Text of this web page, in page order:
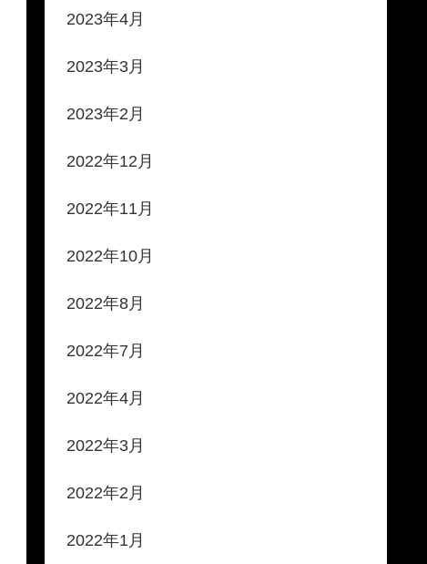
2023年4月
2023年3月
2023年2月
2022年12月
2022年11月
2022年10月
2022年8月
2022年7月
2022年4月
2022年3月
2022年2月
2022年1月